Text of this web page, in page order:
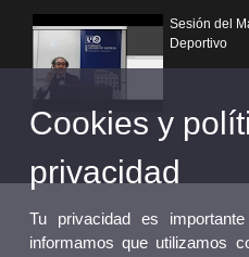
Sesión del
Deportivo
¿Por qué
Universitat
Cookies y
privacidad
Tu privacidad es
informamos que utilizamos